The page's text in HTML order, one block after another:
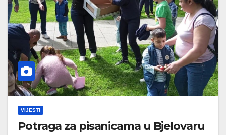
VIJESTI
Potraga za pisanicama u Bjelovaru